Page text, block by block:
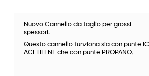
Nuovo Cannello da taglio per grossi
spessori.
Questo cannello funziona sia con punte IC
ACETILENE che con punte PROPANO.